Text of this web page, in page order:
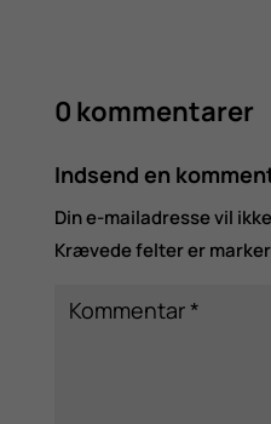
0 kommentarer
Indsend en
Din e-mailadresse vil
Krævede felter er